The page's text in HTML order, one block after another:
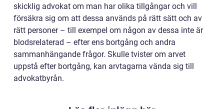
skicklig advokat om man har olika tillgångar och vill
försäkra sig om att dessa används på rätt sätt och av
rätt personer – till exempel om någon av dessa inte är
blodsrelaterad – efter ens bortgång och andra
sammanhängande frågor. Skulle tvister om arvet
uppstå efter bortgång, kan arvtagarna vända sig till
advokatbyrån.